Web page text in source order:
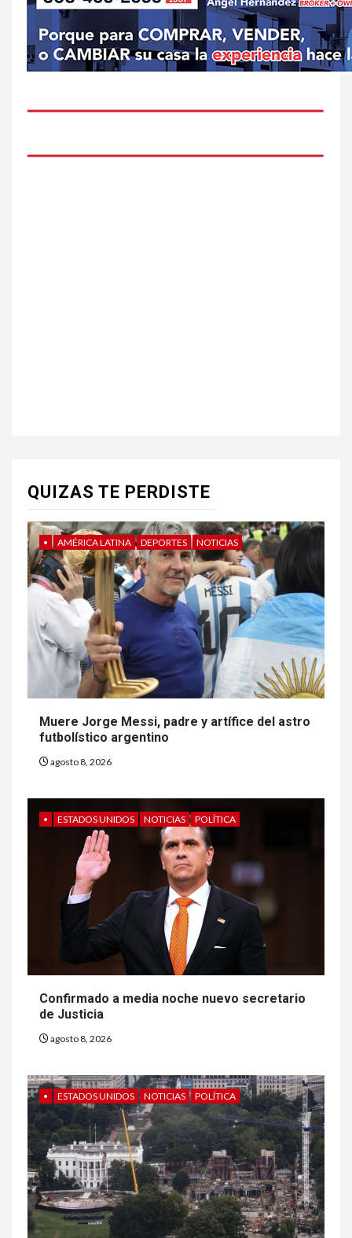
QUIZAS TE PERDISTE
• AMÉRICA LATINA DEPORTES NOTICIAS
Muere Jorge Messi, padre y artífice del astro
futbolístico argentino
agosto 8, 2026
• ESTADOS UNIDOS NOTICIAS POLÍTICA
Confirmado a media noche nuevo secretario
de Justicia
agosto 8, 2026
• ESTADOS UNIDOS NOTICIAS POLÍTICA